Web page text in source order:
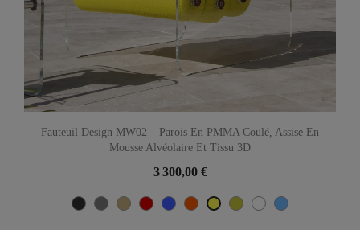
Fauteuil Design MW02 – Parois En PMMA Coulé, Assise En
Mousse Alvéolaire Et Tissu 3D
3 300,00 €
Gris
Gris BeigeRougeBleu OrangeJauneOliveBlancBleu